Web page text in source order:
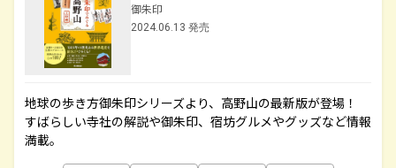
御朱印
2024.06.13 発売
地球の歩き方御朱印シリーズより、高野山の最新版が登場！
すばらしい寺社の解説や御朱印、宿坊グルメやグッズなど情報
満載。